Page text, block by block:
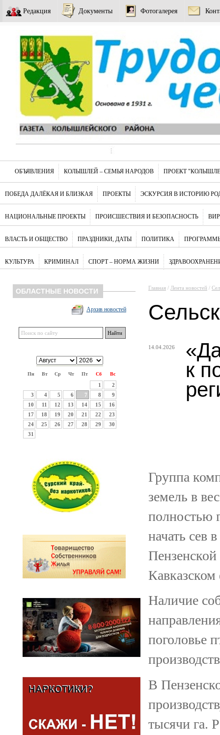
Редакция Документы Фотогалерея
ОБЪЯВЛЕНИЯ КОЛЫШЛЕЙ – СЕМЬЯ НАРОДОВ ПРОЕКТ
ПОБЕДА ДАЛЁКАЯ И БЛИЗКАЯ ПРОЕКТЫ ЭСКУРСИЯ В ИСТОРИЮ
НАЦИОНАЛЬНЫЕ ПРОЕКТЫ ПРОИСШЕСТВИЯ И БЕЗОПАСНОСТЬ
ВЛАСТЬ И ОБЩЕСТВО ПРАЗДНИКИ, ДАТЫ ПОЛИТИКА
КУЛЬТУРА КРИМИНАЛ СПОРТ – НОРМА ЖИЗНИ
ОБЛАСТНЫЕ НОВОСТИ
Архив новостей
Пн Вт Ср Чт Пт Сб Вс
1
2
3
4 5 6 7 8
9
10
11 12 13 14 15
16
17
18 19 20 21 22
23
24
25 26 27 28 29
30
31
Главная / Лента новостей /
14.04.2026
к
Группа
земель в
полностью
начать сев
Наличие
поголовье
В
тысячи га.